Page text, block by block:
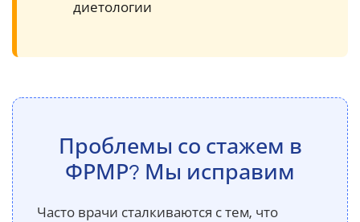
диетологии
Проблемы со стажем в
ФРМР? Мы исправим
Часто врачи сталкиваются с тем, что